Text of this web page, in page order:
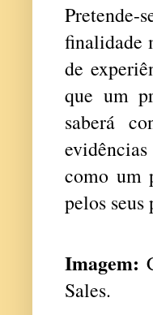
Pretende-
finalidade
de
que um
saberá
como um
pelos
Imagem:
Sales.